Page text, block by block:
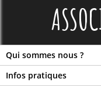
Qui sommes nous ?
Infos pratiques